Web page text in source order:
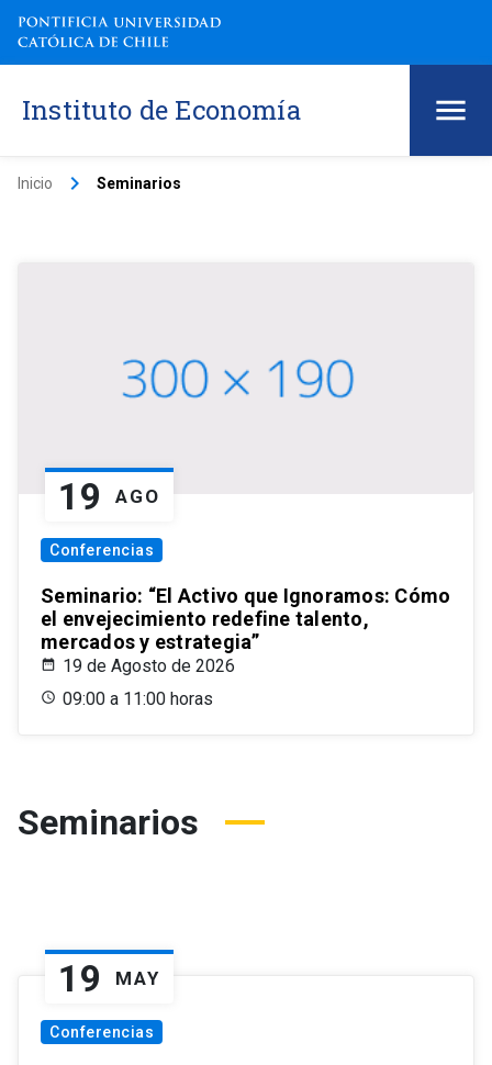
Instituto de Economía
Inicio keyboard_arrow_right Seminarios
19 AGO
Conferencias
Seminario: “El Activo que Ignoramos: Cómo
el envejecimiento redefine talento,
mercados y estrategia”
19 de Agosto de 2026
09:00 a 11:00 horas
Seminarios
19 MAY
Conferencias